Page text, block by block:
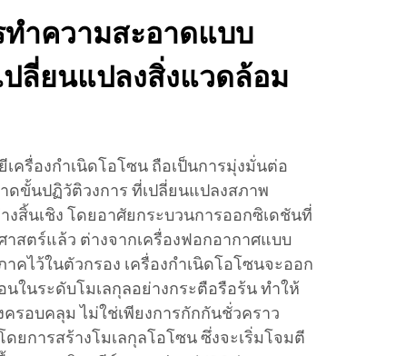
ทำความสะอาดแบบ
ปลี่ยนแปลงสิ่งแวดล้อม
ครื่องกำเนิดโอโซน ถือเป็นการมุ่งมั่นต่อ
ดขั้นปฏิวัติวงการ ที่เปลี่ยนแปลงสภาพ
สิ้นเชิง โดยอาศัยกระบวนการออกซิเดชันที่
สตร์แล้ว ต่างจากเครื่องฟอกอากาศแบบ
คไว้ในตัวกรอง เครื่องกำเนิดโอโซนจะออก
ในระดับโมเลกุลอย่างกระตือรือร้น ทำให้
รอบคลุม ไม่ใช่เพียงการกักกันชั่วคราว
ยการสร้างโมเลกุลโอโซน ซึ่งจะเริ่มโจมตี